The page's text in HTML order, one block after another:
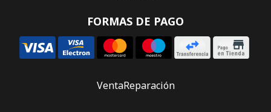
FORMAS DE PAGO
VentaReparación